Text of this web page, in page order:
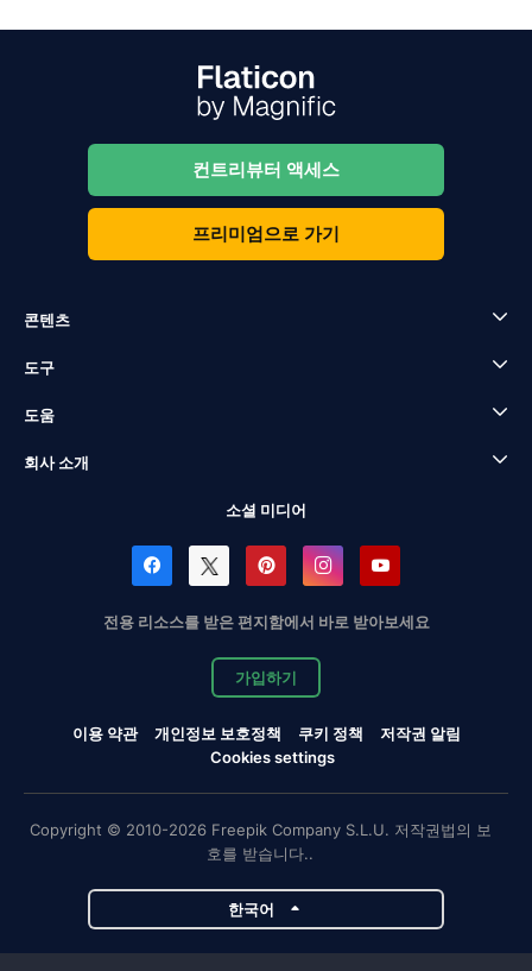
컨트리뷰터 액세스
프리미엄으로 가기
콘텐츠
도구
도움
회사 소개
소셜 미디어
전용 리소스를 받은 편지함에서 바로 받아보세요
가입하기
이용 약관 개인정보 보호정책 쿠키 정책
저작권 알림
Cookies settings
Copyright © 2010-2026 Freepik Company S.L.U. 저작권법의 보
호를 받습니다..
한국어